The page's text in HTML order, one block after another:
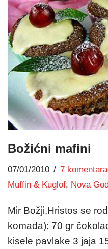
Božićni mafini
07/01/2010
7 komentara
Muffin & Kuglof, Nova
Mir Božji,Hristos se
komada): 70 gr
kisele pavlake 3 jaja